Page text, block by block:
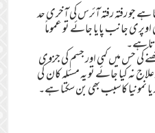
ہے جو رفتہ رفتہ آئرس کی آخری حد
جانب پایا جائے تو عموماً
کی حس میں کمی اور جسم کی جزوی
نہ کیا جائے تو یہ مسئلہ کان کی
نمونیا کاسبب بھی بن سکتا ہے۔